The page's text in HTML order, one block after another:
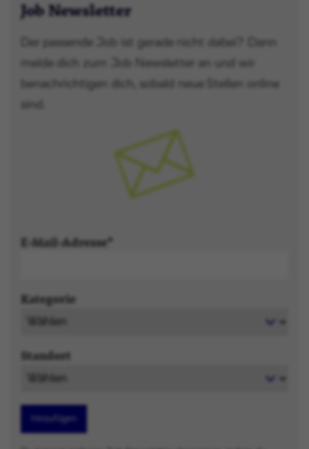
Job Newsletter
Der passende Job ist gerade nicht dabei? Dann
melde dich zum Job Newsletter an und wir
benachrichtigen dich, sobald neue Stellen online
E-Mail-Adresse
Kategorie
Standort